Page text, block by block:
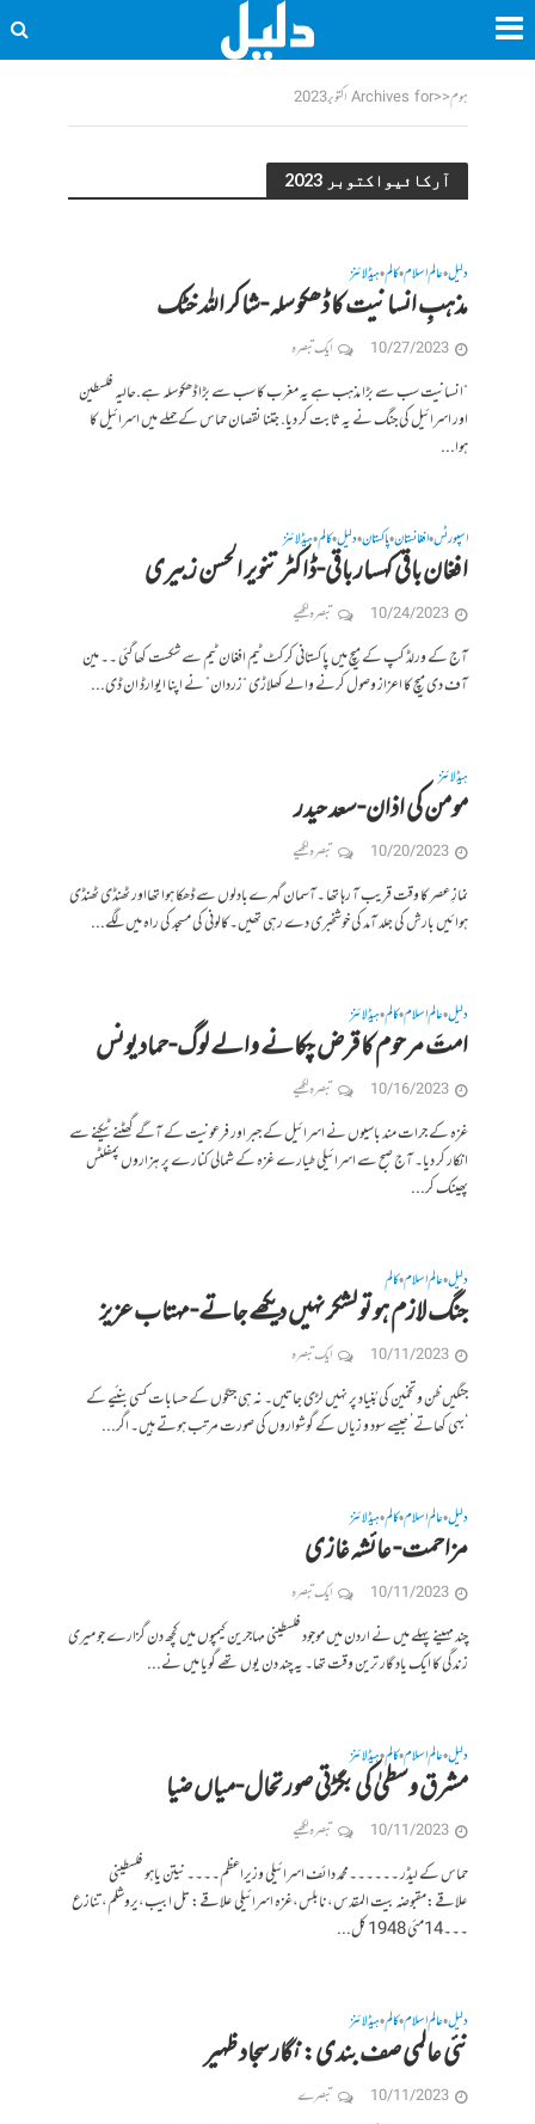
ہوم<<Archives for اکتوبر 2023
آرکائیواکتوبر 2023
دلیل•عالم اسلام•کالم•ہیڈلائنز
مذہبِ انسانیت کا ڈھکوسلہ-شاکر اللہ خٹک
10/27/2023 ایک تبصرہ
“انسانیت سب سے بڑا مذہب ہے یہ مغرب کا سب سے بڑا ڈھکوسلہ ہے.حالیہ فلسطین
اور اسرائیل کی جنگ نے یہ ثابت کر دیا. جتنا نقصان حماس کے حملے میں اسرائیل کا
ہوا...
اسپورٹس•افغانستان•پاکستان•دلیل•کالم•ہیڈلائنز
افغان باقی کہسار باقی-ڈاکٹر تنویر الحسن زبیری
10/24/2023 تبصرہ لکھیے
آج کے ورلڈ کپ کے میچ میں پاکستانی کرکٹ ٹیم افغان ٹیم سے شکست کھا گئی ۔۔ مین
آف دی میچ کا اعزاز وصول کرنے والے کھلاڑی “زردان” نے اپنا ایوارڈ ان ڈی...
ہیڈلائنز
مومن کی اذان-سعد حیدر
10/20/2023 تبصرہ لکھیے
نمازِ عصر کا وقت قریب آ رہا تھا ۔آسمان گہرےبادلوں سے ڈھکا ہوا تھااور ٹھنڈی ٹھنڈی
ہوائیں بارش کی جلد آمد کی خوشخبری دے رہی تھیں۔کالونی کی مسجد کی راہ میں لگے...
دلیل•عالم اسلام•کالم•ہیڈلائنز
امتَ مرحوم کا قرض چکانے والے لوگ-حماد یونس
10/16/2023 تبصرہ لکھیے
غزہ کے جرات مند باسیوں نے اسرائیل کے جبر اور فرعونیت کے آگے گھٹنے ٹیکنے سے
انکار کر دیا۔ آج صبح سے اسرائیلی طیارے غزہ کے شمالی کنارے پر ہزاروں پمفلٹس
پھینک کر...
دلیل•عالم اسلام•کالم
جنگ لازم ہو تو لشکر نہیں دیکھے جاتے-مہتاب عزیز
10/11/2023 ایک تبصرہ
جنگیں ظن و تخمین کی بُنیاد پر نہیں لڑی جاتیں۔ نہ ہی جنگوں کے حسابات کسی بنئیے کے
‘بہی کھاتے’ جیسے سود و زیاں کے گوشواروں کی صورت مرتب ہوتے ہیں۔ اگر...
دلیل•عالم اسلام•کالم•ہیڈلائنز
مزاحمت- عائشہ غازی
10/11/2023 ایک تبصرہ
چند مہینے پہلے میں نے اردن میں موجود فلسطینی مہاجرین کیمپوں میں کچھ دن گزارے جو میری
زندگی کا ایک یاد گار ترین وقت تھا۔ یہ چند دن یوں تھے گویا میں نے...
دلیل•عالم اسلام•کالم•ہیڈلائنز
مشرق وسطیٰ کی بگڑتی صورتحال-میاں ضیا
10/11/2023 تبصرہ لکھیے
حماس کے لیڈر ۔۔۔۔۔۔محمد دائف اسرائیلی وزیراعظم۔۔۔۔ نیتن یاہو فلسطینی
علاقے:مقبوضہ بیت المقدس،نابلس،غزہ اسرائیلی علاقے: تل ابیب،یروشلم، تنازع
۔۔۔14مئی 1948 کل...
دلیل•عالم اسلام•کالم•ہیڈلائنز
نئی عالمی صف بندی:نگار سجاد ظہیر
10/11/2023 تبصرے